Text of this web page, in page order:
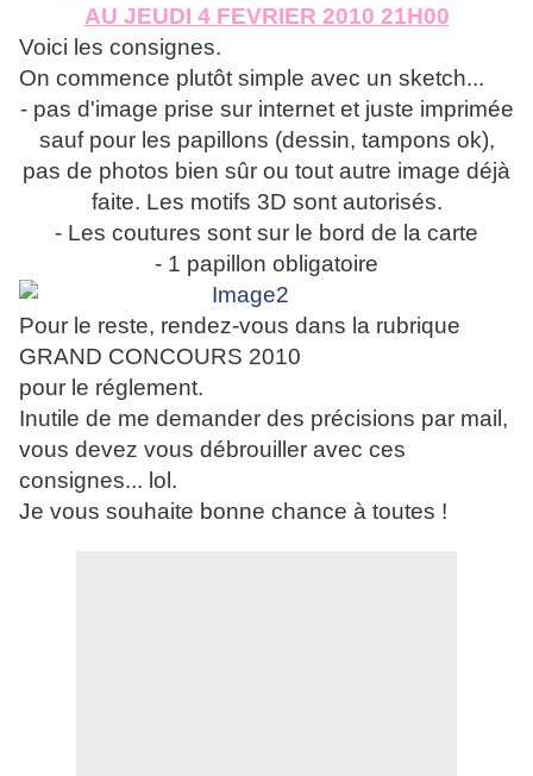
AU JEUDI 4 FEVRIER 2010 21H00
Voici les consignes.
On commence plutôt simple avec un sketch...
- pas d'image prise sur internet et juste imprimée
sauf pour les papillons (dessin, tampons ok),
pas de photos bien sûr ou tout autre image déjà
faite. Les motifs 3D sont autorisés.
- Les coutures sont sur le bord de la carte
- 1 papillon obligatoire
Pour le reste, rendez-vous dans la rubrique
GRAND CONCOURS 2010
pour le réglement.
Inutile de me demander des précisions par mail,
vous devez vous débrouiller avec ces
consignes... lol.
Je vous souhaite bonne chance à toutes !